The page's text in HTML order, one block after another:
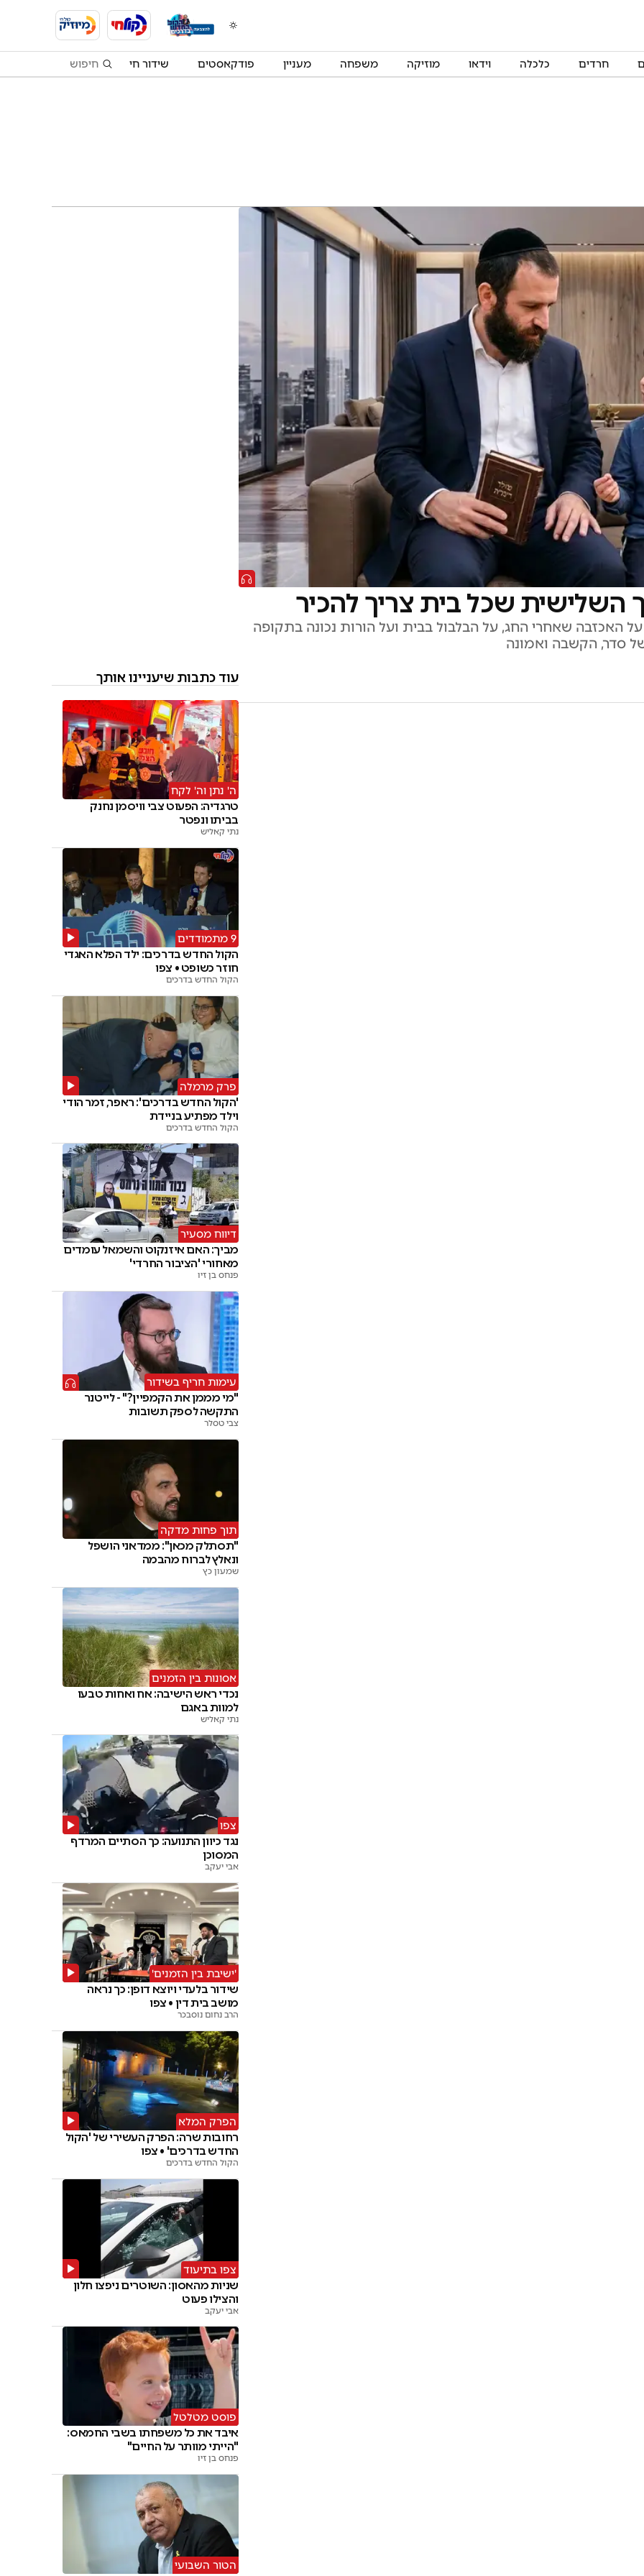
חרדים כלכלה וידאו מוזיקה משפחה מעניין פודקאסטים שידור חי
השלישית שכל בית צריך להכיר
האכזבה שאחרי החג, על הבלבול בבית ועל הורות נכונה בתקופה
סדר, הקשבה ואמונה
עוד כתבות שיעניינו אותך
ה' נתן וה' לקח
טרגדיה: הפעוט צבי וויסמן נחנק
בביתו ונפטר
נתי קאליש
9 מתמודדים
הקול החדש בדרכים: ילד הפלא האגדי
חוזר כשופט • צפו
הקול החדש בדרכים
פרק מרמלה
'הקול החדש בדרכים': ראפר, זמר הודי
וילד מפתיע בניידת
הקול החדש בדרכים
דיווח מסעיר
מביך: האם איזנקוט והשמאל עומדים
מאחורי 'הציבור החרדי'
פנחס בן זיו
עימות חריף בשידור
"מי מממן את הקמפיין?" - לייטנר
התקשה לספק תשובות
צבי טסלר
תוך פחות מדקה
"תסתלק מכאן": ממדאני הושפל
ונאלץ לברוח מהבמה
שמעון כץ
אסונות בין הזמנים
נכדי ראש הישיבה: אח ואחות טבעו
למוות באגם
נתי קאליש
צפו
נגד כיוון התנועה: כך הסתיים המרדף
המסוכן
אבי יעקב
'ישיבת בין הזמנים'
שידור בלעדי ויוצא דופן: כך נראה
מושב בית דין • צפו
הרב נחום נוסבכר
הפרק המלא
רחובות שרה: הפרק העשירי של 'הקול
החדש בדרכים' • צפו
הקול החדש בדרכים
צפו בתיעוד
שניות מהאסון: השוטרים ניפצו חלון
והצילו פעוט
אבי יעקב
פוסט מטלטל
איבד את כל משפחתו בשבי החמאס:
"הייתי מוותר על החיים"
פנחס בן זיו
הטור השבועי